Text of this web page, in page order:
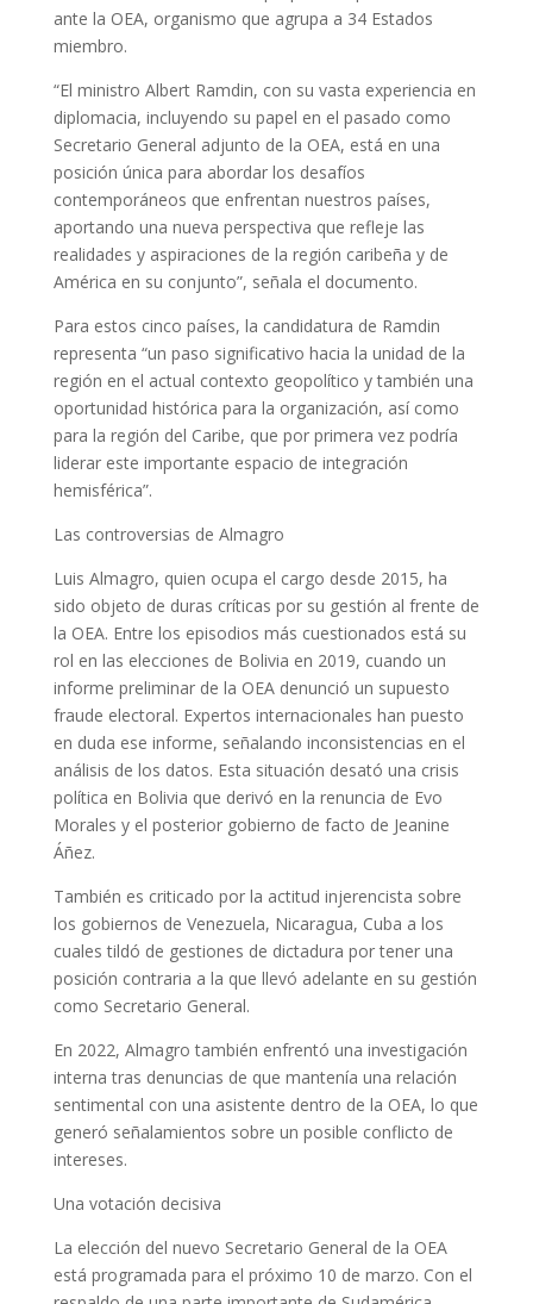
ante la OEA, organismo que agrupa a 34 Estados
miembro.
“El ministro Albert Ramdin, con su vasta experiencia en
diplomacia, incluyendo su papel en el pasado como
Secretario General adjunto de la OEA, está en una
posición única para abordar los desafíos
contemporáneos que enfrentan nuestros países,
aportando una nueva perspectiva que refleje las
realidades y aspiraciones de la región caribeña y de
América en su conjunto”, señala el documento.
Para estos cinco países, la candidatura de Ramdin
representa “un paso significativo hacia la unidad de la
región en el actual contexto geopolítico y también una
oportunidad histórica para la organización, así como
para la región del Caribe, que por primera vez podría
liderar este importante espacio de integración
hemisférica”.
Las controversias de Almagro
Luis Almagro, quien ocupa el cargo desde 2015, ha
sido objeto de duras críticas por su gestión al frente de
la OEA. Entre los episodios más cuestionados está su
rol en las elecciones de Bolivia en 2019, cuando un
informe preliminar de la OEA denunció un supuesto
fraude electoral. Expertos internacionales han puesto
en duda ese informe, señalando inconsistencias en el
análisis de los datos. Esta situación desató una crisis
política en Bolivia que derivó en la renuncia de Evo
Morales y el posterior gobierno de facto de Jeanine
Áñez.
También es criticado por la actitud injerencista sobre
los gobiernos de Venezuela, Nicaragua, Cuba a los
cuales tildó de gestiones de dictadura por tener una
posición contraria a la que llevó adelante en su gestión
como Secretario General.
En 2022, Almagro también enfrentó una investigación
interna tras denuncias de que mantenía una relación
sentimental con una asistente dentro de la OEA, lo que
generó señalamientos sobre un posible conflicto de
intereses.
Una votación decisiva
La elección del nuevo Secretario General de la OEA
está programada para el próximo 10 de marzo. Con el